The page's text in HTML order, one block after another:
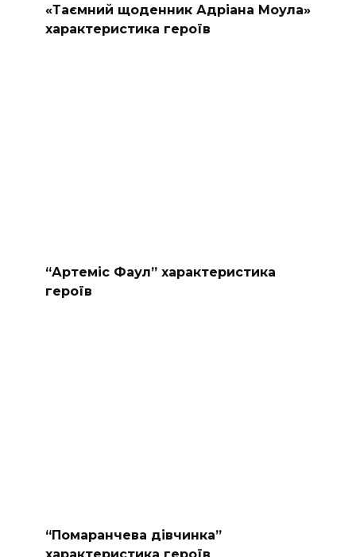
«Таємний щоденник Адріана Моула»
характеристика героїв
“Артеміс Фаул” характеристика
героїв
“Помаранчева дівчинка”
характеристика героїв